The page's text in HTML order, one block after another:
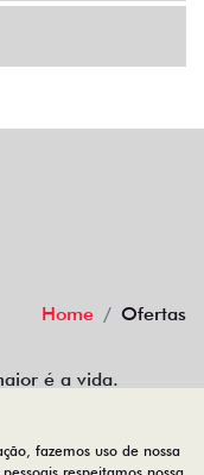
Home Ofertas
é a vida.
fazemos uso de nossa